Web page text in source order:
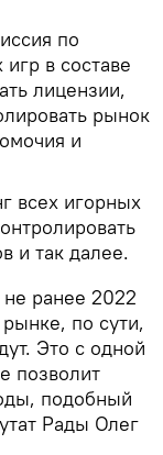
по
в составе
лицензии,
рынок
и
всех игорных
и так далее.
ранее 2022
по сути,
Это с одной
позволит
подобный
Рады Олег